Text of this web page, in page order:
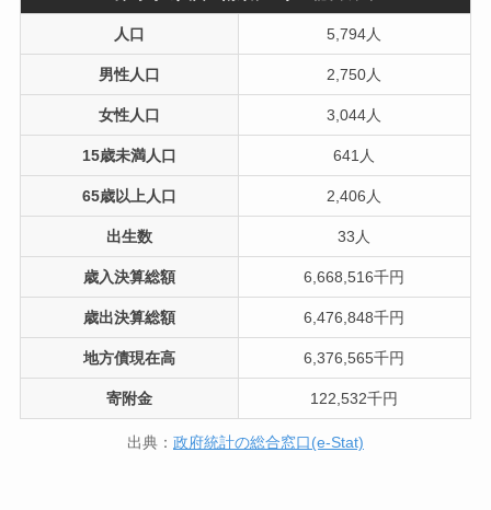
人口 5,794人
男性人口 2,750人
女性人口 3,044人
15歳未満人口 641人
65歳以上人口 2,406人
出生数 33人
歳入決算総額 6,668,516千円
歳出決算総額 6,476,848千円
地方債現在高 6,376,565千円
寄附金 122,532千円
出典： 政府統計の総合窓口(e-Stat)